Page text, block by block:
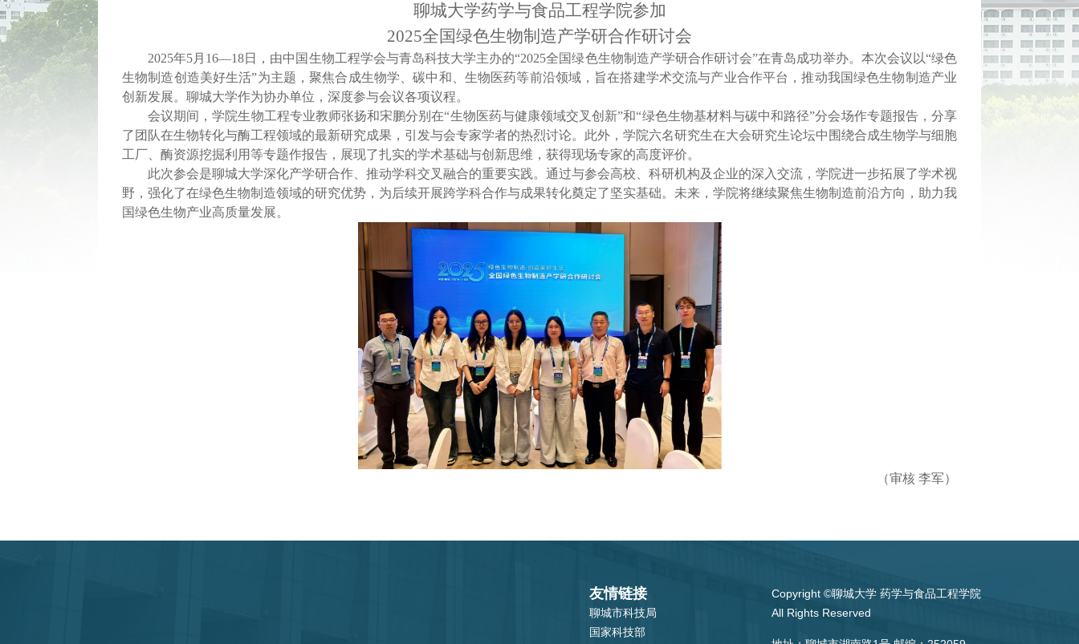
聊城大学药学与食品工程学院参加
2025全国绿色生物制造产学研合作研讨会
2025年5月 16—18日，由中国生物工程学会与青岛科技大学主办的“2025全国绿色生物制造产学研合作研讨会”在青岛成功举办。本次会议以“绿色
生物制造创造美好生活”为主题，聚焦合成生物学、碳中和、生物医药等前沿领域，旨在搭建学术交流与产业合作平台，推动我国绿色生物制造产业
创新发展。聊城大学作为协办单位 ， 深度参与会议各项议程。
会议期间，学院生物工程专业教师张扬和宋鹏分别在“生物医药与健康领域交叉创新”和“绿色生物基材料与碳中和路径”分会场作专题报告， 分享
了团队在生物转化与酶工程领域的最新研究成果，引发与会专家学者的热烈讨论。此外，学院六名研究生在大会研究生论坛中围绕合成生物学与细胞
工厂、 酶资源挖掘利用 等专题作报告，展现了扎实的学术基础与创新思维，获得现场专家的高度评价。
此次参会是聊城大学深化产学研合作、推动学科交叉融合的重要实践。通过与参会高校、科研机构及企业的深入交流，学院进一步拓展了学术视
野，强化了在绿色生物制造领域的研究优势，为后续开展跨学科合作与成果转化奠定了坚实基础。未来，学院将继续聚焦生物制造前沿方向，助力我
国绿色生物产业高质量发展。
（审核 李军）
友情链接
聊城市科技局
国家科技部
Copyright ©聊城大学 药学与食品工程学院
All Rights Reserved